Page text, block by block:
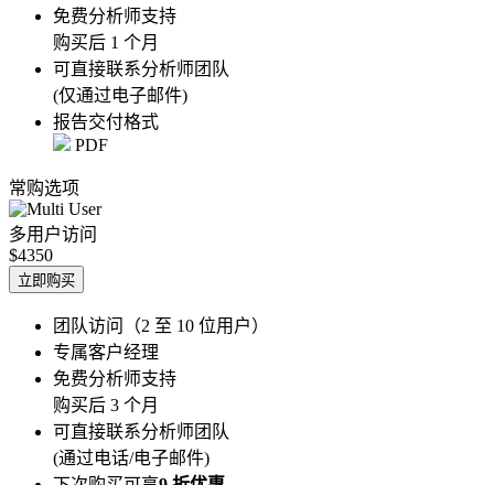
免费分析师支持
购买后 1 个月
可直接联系分析师团队
(仅通过电子邮件)
报告交付格式
PDF
常购选项
多用户访问
$4350
立即购买
团队访问（2 至 10 位用户）
专属客户经理
免费分析师支持
购买后 3 个月
可直接联系分析师团队
(通过电话/电子邮件)